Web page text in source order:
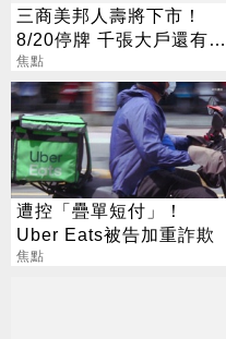
三商美邦人壽將下市！
8/20停牌 千張大戶還有
252人
焦點
遭控「疊單短付」！
Uber Eats被告加重詐欺
焦點